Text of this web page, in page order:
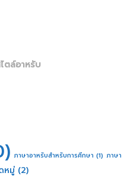
ตล์อาหรับ
ภาษาอาหรับสำหรับการศึกษา (1) ภาษา
หมู่ (2)